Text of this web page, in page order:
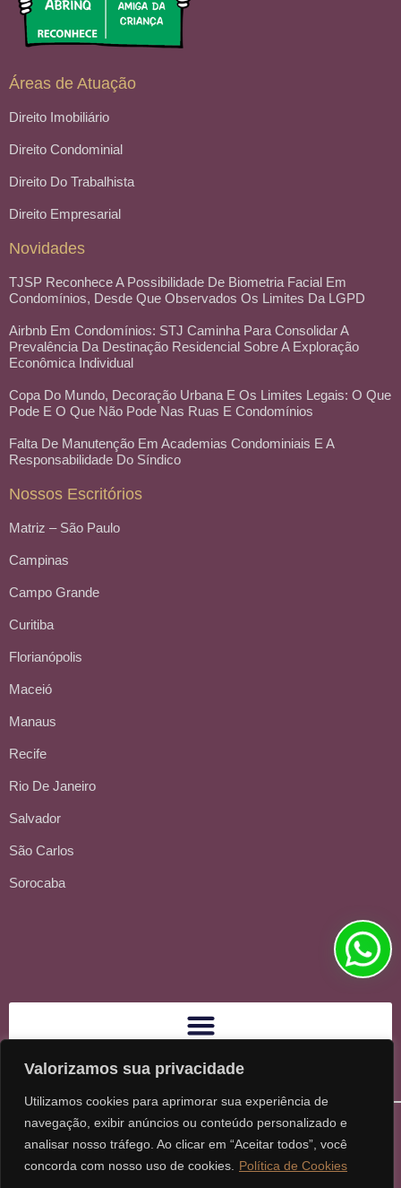
Valorizamos sua privacidade
Utilizamos cookies para aprimorar sua experiência de
navegação, exibir anúncios ou conteúdo personalizado e
analisar nosso tráfego. Ao clicar em “Aceitar todos”, você
concorda com nosso uso de cookies.
Política de Cookies
Áreas de Atuação
Direito Imobiliário
Direito Condominial
Direito Do Trabalhista
Direito Empresarial
Novidades
TJSP Reconhece A Possibilidade De Biometria Facial Em
Condomínios, Desde Que Observados Os Limites Da LGPD
Airbnb Em Condomínios: STJ Caminha Para Consolidar A
Prevalência Da Destinação Residencial Sobre A Exploração
Econômica Individual
Copa Do Mundo, Decoração Urbana E Os Limites Legais: O Que
Pode E O Que Não Pode Nas Ruas E Condomínios
Falta De Manutenção Em Academias Condominiais E A
Responsabilidade Do Síndico
Nossos Escritórios
Matriz – São Paulo
Campinas
Campo Grande
Curitiba
Florianópolis
Maceió
Manaus
Recife
Rio De Janeiro
Salvador
São Carlos
Sorocaba